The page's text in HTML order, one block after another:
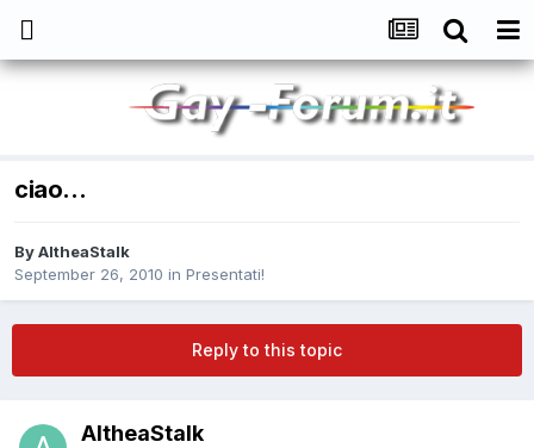
ciao...
ByAltheaStalk
September 26, 2010 in Presentati!
Reply to this topic
AltheaStalk